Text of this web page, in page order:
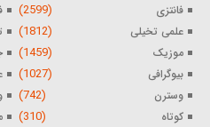
فانتزی (2599)
علمی تخیلی (1812)
موزیک (1459)
بیوگرافی (1027)
وسترن (742)
کوتاه (310)